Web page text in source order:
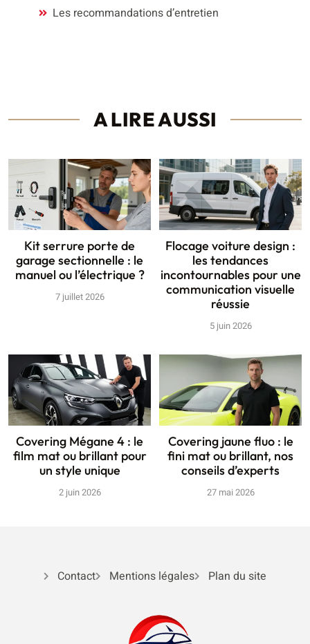
Les recommandations d’entretien
A LIRE AUSSI
Kit serrure porte de
garage sectionnelle : le
manuel ou l’électrique ?
7 juillet 2026
Flocage voiture design :
les tendances
incontournables pour une
communication visuelle
réussie
5 juin 2026
Covering Mégane 4 : le
film mat ou brillant pour
un style unique
2 juin 2026
Covering jaune fluo : le
fini mat ou brillant, nos
conseils d’experts
27 mai 2026
Contact Mentions légales Plan du site